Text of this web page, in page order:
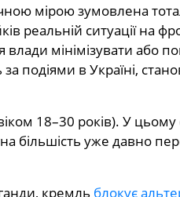
мірою зумовлена
реальній ситуації на
мінімізувати або
подіями в Україні,
18–30 років). У
уже давно
кремль блокує